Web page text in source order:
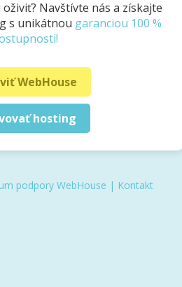
Navštívte nás a získajte
s unikátnou garanciou 100 %
WebHouse
hosting
podpory WebHouse | Kontakt